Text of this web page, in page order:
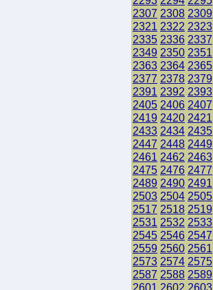
2307 2308 2309
2321 2322 2323
2335 2336 2337
2349 2350 2351
2363 2364 2365
2377 2378 2379
2391 2392 2393
2405 2406 2407
2419 2420 2421
2433 2434 2435
2447 2448 2449
2461 2462 2463
2475 2476 2477
2489 2490 2491
2503 2504 2505
2517 2518 2519
2531 2532 2533
2545 2546 2547
2559 2560 2561
2573 2574 2575
2587 2588 2589
2601 2602 2603